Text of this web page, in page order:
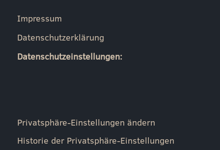
Impressum
Datenschutzerklärung
Datenschutzeinstellungen:
Privatsphäre-Einstellungen ändern
Historie der Privatsphäre-Einstellungen